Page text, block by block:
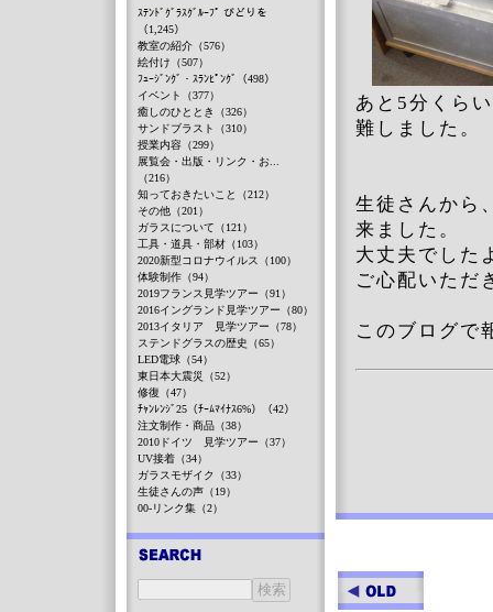
あと5分くら
難しました。
生徒さんから
来ました。
大丈夫でした
ご心配いただ
このブログで
ｽﾃﾝﾄﾞｸﾞﾗｽｸﾞﾙｰﾌﾟ びどりを
（1,245）
教室の紹介（576）
絵付け（507）
ﾌｭｰｼﾞﾝｸﾞ・ｽﾗﾝﾋﾟﾝｸﾞ（498）
イベント（377）
癒しのひととき（326）
サンドブラスト（310）
授業内容（299）
展覧会・出版・リンク・お...
（216）
知っておきたいこと（212）
その他（201）
ガラスについて（121）
工具・道具・部材（103）
2020新型コロナウイルス（100）
体験制作（94）
2019フランス見学ツアー（91）
2016イングランド見学ツアー（80）
2013イタリア 見学ツアー（78）
ステンドグラスの歴史（65）
LED電球（54）
東日本大震災（52）
修復（47）
ﾁｬﾝﾚﾝｼﾞ25（ﾁｰﾑﾏｲﾅｽ6%）（42）
注文制作・商品（38）
2010ドイツ 見学ツアー（37）
UV接着（34）
ガラスモザイク（33）
生徒さんの声（19）
00-リンク集（2）